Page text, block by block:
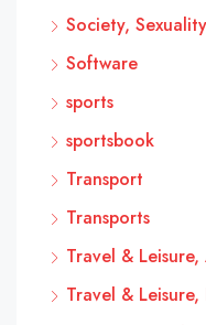
Society, Sexuality
Software
sports
sportsbook
Transport
Transports
Travel &
Travel &